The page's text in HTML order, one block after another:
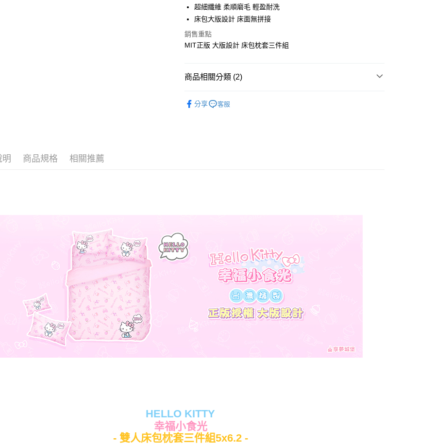
街口支付
悠遊付
運送方式
超細纖維 柔順磨毛 輕盈耐洗
床包大版設計 床面無拼接
銷售重點
MIT正版 大版設計 床包枕套三件組
商品相關分類 (2)
分享 客服
明 商品規格 相關推薦
HELLO KITTY
幸福小食光
- 雙人床包枕套三件組5x6.2 -